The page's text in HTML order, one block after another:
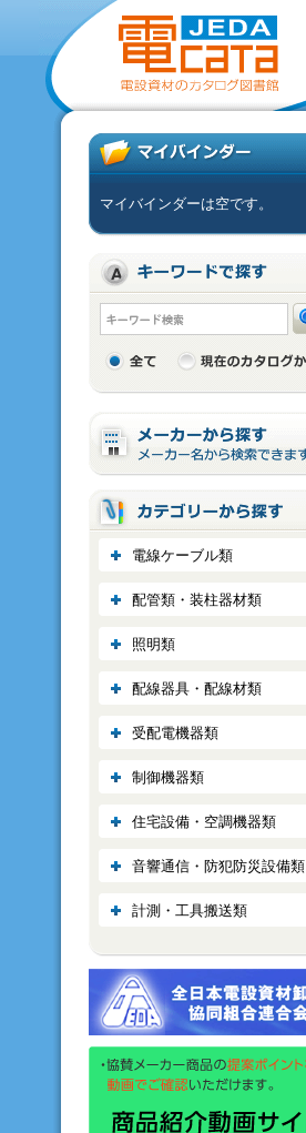
マイバインダーは空です。
電線ケーブル類
配管類・装柱器材類
照明類
配線器具・配線材類
受配電機器類
制御機器類
住宅設備・空調機器類
音響通信・防犯防災設備類
計測・工具搬送類